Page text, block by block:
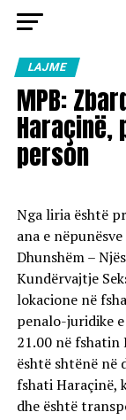
LAJME
MPB:
Haraçinë,
person
Nga liria është
ana e
Dhunshëm –
Kundërvajtje
lokacione në
penalo-juridike
21.00 në fshatin
është shtënë në
fshati Haraçinë,
dhe është